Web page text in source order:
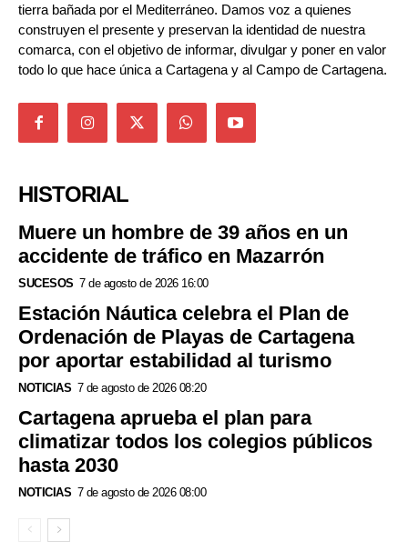
tierra bañada por el Mediterráneo. Damos voz a quienes
construyen el presente y preservan la identidad de nuestra
comarca, con el objetivo de informar, divulgar y poner en valor
todo lo que hace única a Cartagena y al Campo de Cartagena.
HISTORIAL
Muere un hombre de 39 años en un
accidente de tráfico en Mazarrón
SUCESOS 7 de agosto de 2026 16:00
Estación Náutica celebra el Plan de
Ordenación de Playas de Cartagena
por aportar estabilidad al turismo
NOTICIAS 7 de agosto de 2026 08:20
Cartagena aprueba el plan para
climatizar todos los colegios públicos
hasta 2030
NOTICIAS 7 de agosto de 2026 08:00